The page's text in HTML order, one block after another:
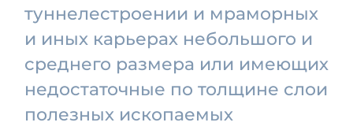
туннелестроении и мраморных
и иных карьерах небольшого и
среднего размера или имеющих
недостаточные по толщине слои
полезных ископаемых